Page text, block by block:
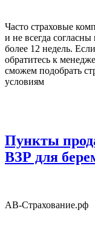
Часто страховые
и не всегда
более 12 недель.
обратитесь к
сможем подобрать
условиям
Пункты
ВЗР для
АВ-Страхование.рф